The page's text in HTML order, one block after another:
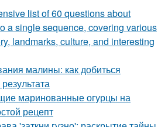
list of 60 questions about
a single sequence, covering various
landmarks, culture, and interesting
малины: как добиться
маринованные огурцы на
рецепт